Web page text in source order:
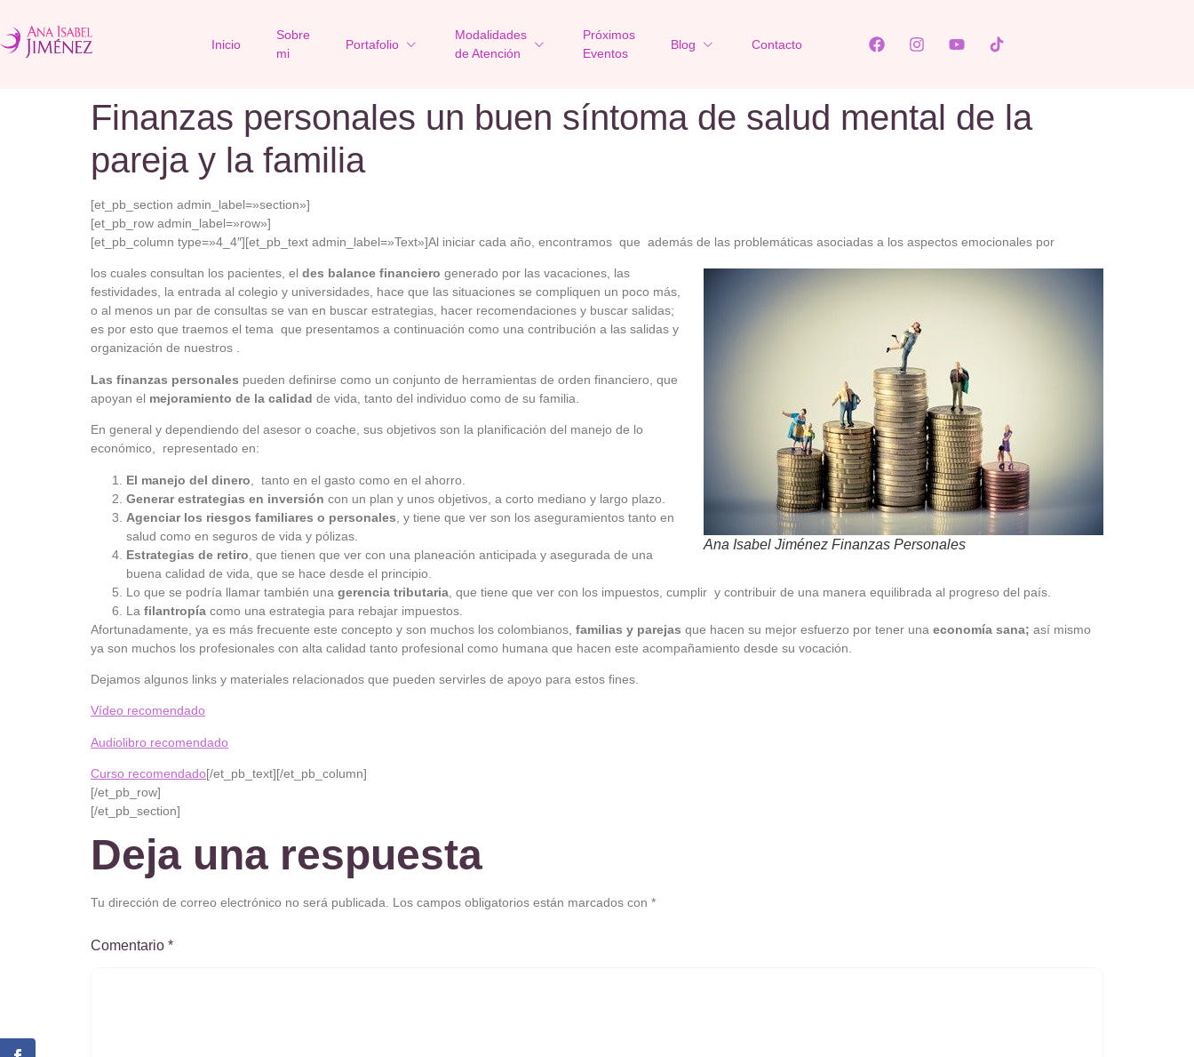
Inicio
Sobre
mi
Portafolio
Modalidades
de Atención
Próximos
Eventos
Blog Contacto
Finanzas personales un buen síntoma de salud mental de la
pareja y la familia
[et_pb_section admin_label=»section»]
[et_pb_row admin_label=»row»]
[et_pb_column type=»4_4″][et_pb_text admin_label=»Text»]Al iniciar cada año, encontramos que además de las problemáticas asociadas a los aspectos emocionales por
Ana Isabel Jiménez Finanzas Personales
los cuales consultan los pacientes, el des balance financiero generado por las vacaciones, las
festividades, la entrada al colegio y universidades, hace que las situaciones se compliquen un poco más,
o al menos un par de consultas se van en buscar estrategias, hacer recomendaciones y buscar salidas;
es por esto que traemos el tema que presentamos a continuación como una contribución a las salidas y
organización de nuestros .
Las finanzas personales pueden definirse como un conjunto de herramientas de orden financiero, que
apoyan el mejoramiento de la calidad de vida, tanto del individuo como de su familia.
En general y dependiendo del asesor o coache, sus objetivos son la planificación del manejo de lo
económico, representado en:
El manejo del dinero , tanto en el gasto como en el ahorro.
Generar estrategias en inversión con un plan y unos objetivos, a corto mediano y largo plazo.
Agenciar los riesgos familiares o personales , y tiene que ver son los aseguramientos tanto en
salud como en seguros de vida y pólizas.
Estrategias de retiro , que tienen que ver con una planeación anticipada y asegurada de una
buena calidad de vida, que se hace desde el principio.
Lo que se podría llamar también una gerencia tributaria , que tiene que ver con los impuestos, cumplir y contribuir de una manera equilibrada al progreso del país.
La filantropía como una estrategia para rebajar impuestos.
Afortunadamente, ya es más frecuente este concepto y son muchos los colombianos, familias y parejas que hacen su mejor esfuerzo por tener una economía sana; así mismo
ya son muchos los profesionales con alta calidad tanto profesional como humana que hacen este acompañamiento desde su vocación.
Dejamos algunos links y materiales relacionados que pueden servirles de apoyo para estos fines.
Vídeo recomendado
Audiolibro recomendado
Curso recomendado[/et_pb_text][/et_pb_column]
[/et_pb_row]
[/et_pb_section]
Deja una respuesta
Tu dirección de correo electrónico no será publicada. Los campos obligatorios están marcados con *
Comentario *